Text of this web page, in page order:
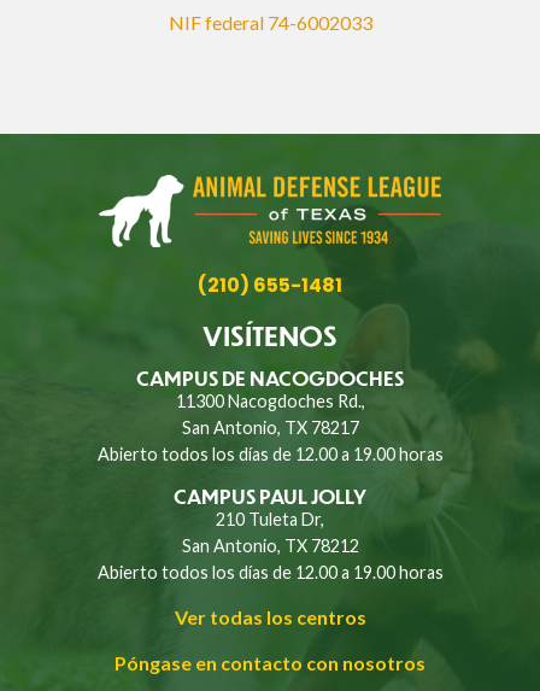
NIF federal 74-6002033
(210) 655-1481
VISÍTENOS
CAMPUS DE NACOGDOCHES
11300 Nacogdoches Rd.,
San Antonio, TX 78217
Abierto todos los días de 12.00 a 19.00 horas
CAMPUS PAUL JOLLY
210 Tuleta Dr,
San Antonio, TX 78212
Abierto todos los días de 12.00 a 19.00 horas
Ver todas los centros
Póngase en contacto con nosotros